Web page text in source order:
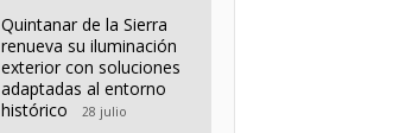
Quintanar de la Sierra
renueva su iluminación
exterior con soluciones
adaptadas al entorno
histórico
28 julio